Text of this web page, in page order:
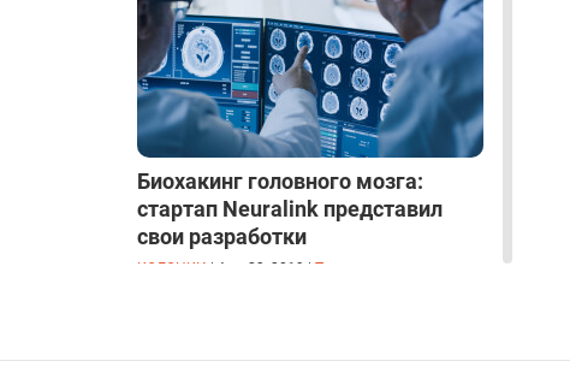
Биохакинг головного мозга:
стартап Neuralink представил
свои разработки
КОЛОНКИ | Aug 23, 2019 | Технологии и
в мозг. До этого вся информация об